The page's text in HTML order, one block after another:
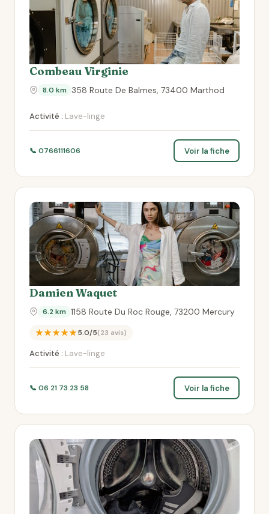
Combeau Virginie
8.0 km 358 Route De Balmes, 73400 Marthod
Activité : Lave-linge
📞 0766111606 Voir la fiche
Damien Waquet
6.2 km 1158 Route Du Roc Rouge, 73200 Mercury
★★★★★5.0/5(23 avis)
Activité : Lave-linge
📞 06 21 73 23 58 Voir la fiche